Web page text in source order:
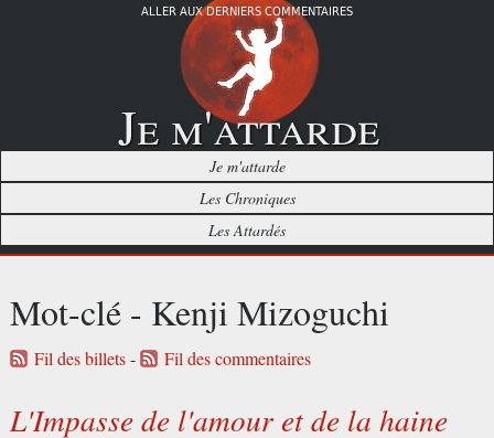
ALLER AUX DERNIERS COMMENTAIRES
Je m'attarde
Je m'attarde
Les Chroniques
Les Attardés
Mot-clé - Kenji Mizoguchi
Fil des billets- Fil des commentaires
L'Impasse de l'amour et de la haine